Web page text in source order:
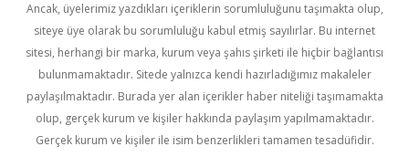
Ancak, üyelerimiz yazdıkları içeriklerin sorumluluğunu taşımakta olup,
siteye üye olarak bu sorumluluğu kabul etmiş sayılırlar. Bu internet
sitesi, herhangi bir marka, kurum veya şahıs şirketi ile hiçbir bağlantısı
bulunmamaktadır. Sitede yalnızca kendi hazırladığımız makaleler
paylaşılmaktadır. Burada yer alan içerikler haber niteliği taşımamakta
olup, gerçek kurum ve kişiler hakkında paylaşım yapılmamaktadır.
Gerçek kurum ve kişiler ile isim benzerlikleri tamamen tesadüfidir.